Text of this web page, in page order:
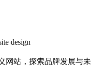
design
网站，探索品牌发展与